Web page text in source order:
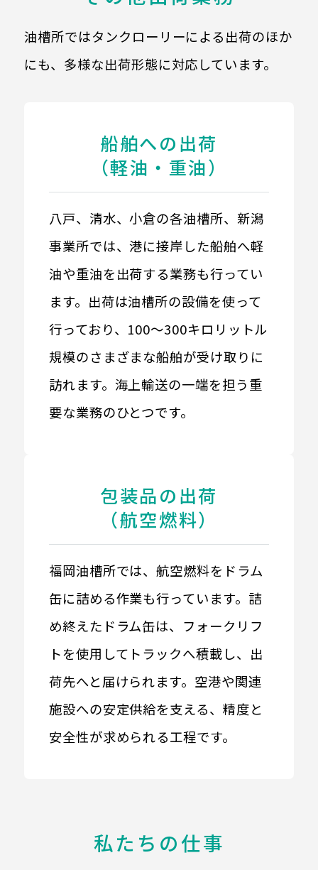
油槽所ではタンクローリーによる出荷のほか
にも、多様な出荷形態に対応しています。
船舶への出荷
（軽油・重油）
八戸、清水、小倉の各油槽所、新潟
事業所では、港に接岸した船舶へ軽
油や重油を出荷する業務も行ってい
ます。出荷は油槽所の設備を使って
行っており、100～300キロリットル
規模のさまざまな船舶が受け取りに
訪れます。海上輸送の一端を担う重
要な業務のひとつです。
包装品の出荷
（航空燃料）
福岡油槽所では、航空燃料をドラム
缶に詰める作業も行っています。詰
め終えたドラム缶は、フォークリフ
トを使用してトラックへ積載し、出
荷先へと届けられます。空港や関連
施設への安定供給を支える、精度と
安全性が求められる工程です。
私たちの仕事